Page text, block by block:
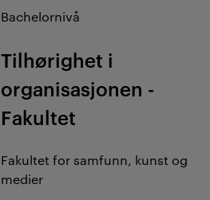
Bachelornivå
Tilhørighet i
organisasjonen -
Fakultet
Fakultet for samfunn, kunst og
medier